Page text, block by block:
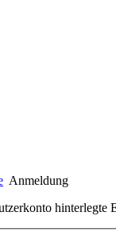
Anmeldung
hinterlegte